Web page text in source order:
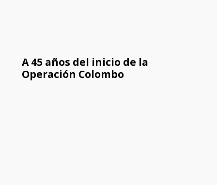
A 45 años del inicio de la
Operación Colombo